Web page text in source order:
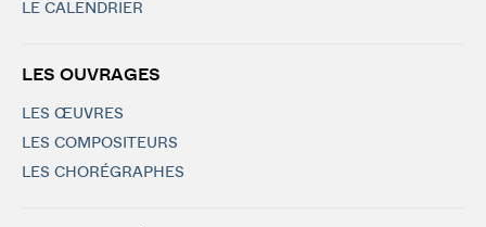
LE CALENDRIER
LES OUVRAGES
LES ŒUVRES
LES COMPOSITEURS
LES CHORÉGRAPHES